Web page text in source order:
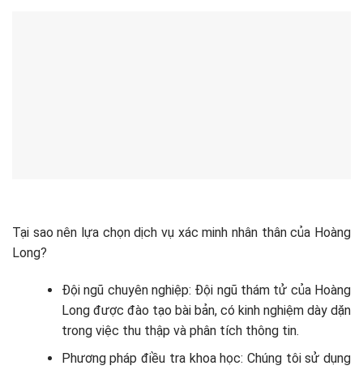
Tại sao nên lựa chọn dịch vụ xác minh nhân thân của Hoàng
Long?
Đội ngũ chuyên nghiệp: Đội ngũ thám tử của Hoàng
Long được đào tạo bài bản, có kinh nghiệm dày dặn
trong việc thu thập và phân tích thông tin.
Phương pháp điều tra khoa học: Chúng tôi sử dụng